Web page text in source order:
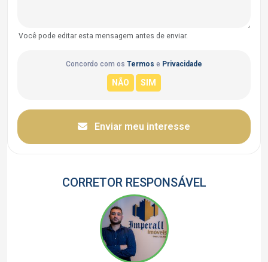
Você pode editar esta mensagem antes de enviar.
Concordo com os Termos e Privacidade
Enviar meu interesse
CORRETOR RESPONSÁVEL